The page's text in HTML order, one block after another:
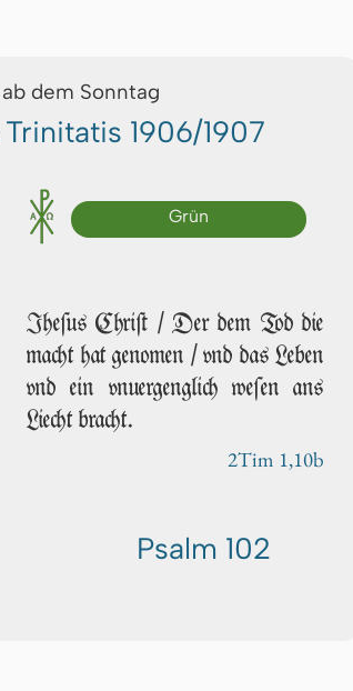
dem Sonntag
1906/1907
Grün
Jhe­ſus Chriſt / Der dem Tod die
macht hat genomen / vnd das Leben
vnd ein vnuergenglich we­ſen ans
Liecht bracht.
2Tim 1,10b
Psalm 102